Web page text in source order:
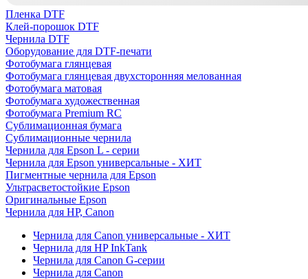
Пленка DTF
Клей-порошок DTF
Чернила DTF
Оборудование для DTF-печати
Фотобумага глянцевая
Фотобумага глянцевая двухсторонняя мелованная
Фотобумага матовая
Фотобумага художественная
Фотобумага Premium RC
Сублимационная бумага
Сублимационные чернила
Чернила для Epson L - серии
Чернила для Epson универсальные - ХИТ
Пигментные чернила для Epson
Ультрасветостойкие Epson
Оригинальные Epson
Чернила для HP, Canon
Чернила для Canon универсальные - ХИТ
Чернила для HP InkTank
Чернила для Canon G-серии
Чернила для Canon